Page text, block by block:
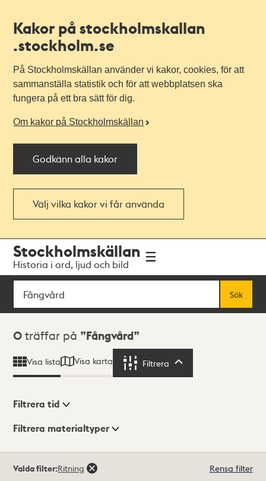
Kakor på stockholmskallan
.stockholm.se
På Stockholmskällan använder vi kakor, cookies, för att
sammanställa statistik och för att webbplatsen ska
fungera på ett bra sätt för dig.
Om kakor på Stockholmskällan
Godkänn alla kakor
Välj vilka kakor vi får använda
navigationen
huvudinnehållet
Stockholmskällan
Historia i ord, ljud och bild
Sök
Sök
Sökresultat
0 träffar på Fångvård
Visa lista Visa karta Filtrera
Visningsläge
Filtrera tid
Filtrera materialtyper
träffar
Valda filter:Ritning Rensa filter